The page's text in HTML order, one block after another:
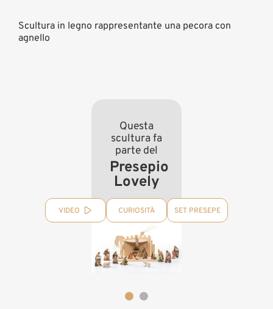
Scultura in legno rappresentante una pecora con
agnello
Questa
scultura fa
parte del
Presepio
Lovely
VIDEO CURIOSITÀ SET PRESEPE